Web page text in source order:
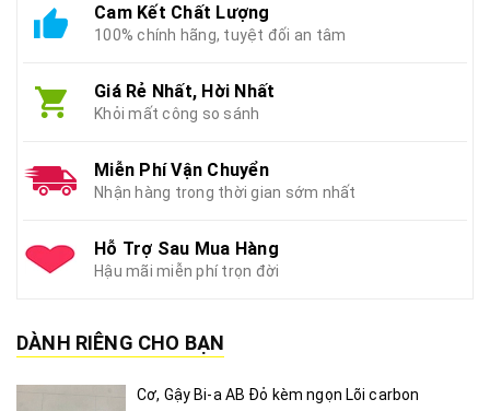
Cam Kết Chất Lượng
100% chính hãng, tuyệt đối an tâm
Giá Rẻ Nhất, Hời Nhất
Khỏi mất công so sánh
Miễn Phí Vận Chuyển
Nhận hàng trong thời gian sớm nhất
Hỗ Trợ Sau Mua Hàng
Hậu mãi miễn phí trọn đời
DÀNH RIÊNG CHO BẠN
Cơ, Gậy Bi-a AB Đỏ kèm ngọn Lõi carbon